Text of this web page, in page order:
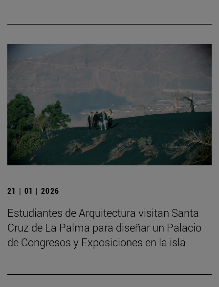
21 | 01 | 2026
Estudiantes de Arquitectura visitan Santa
Cruz de La Palma para diseñar un Palacio
de Congresos y Exposiciones en la isla